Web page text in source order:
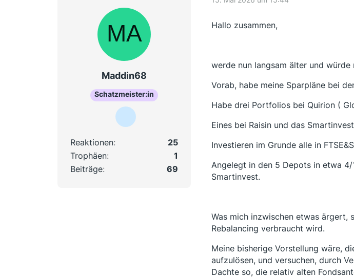
Maddin68
Schatzmeister:in
Reaktionen
25
Trophäen
1
Beiträge
69
Hallo zusammen,
werde nun langsam älter und
Vorab, habe meine Sparpläne bei
Habe drei Portfolios bei Quirion (
Eines bei Raisin und das
Investieren im Grunde alle in
Angelegt in den 5 Depots in etwa
Smartinvest.
Was mich inzwischen etwas ärgert,
Rebalancing verbraucht wird.
Meine bisherige Vorstellung wäre,
aufzulösen, und versuchen, durch
Dachte so, die relativ alten